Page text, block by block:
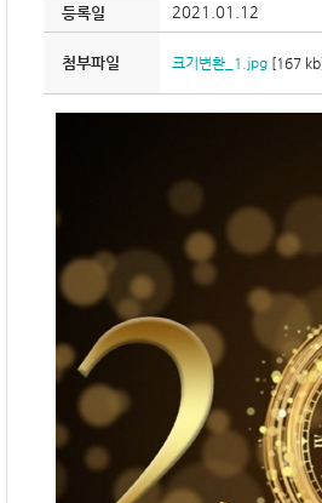
등록일 2021.01.12
첨부파일 크기변환_1.jpg[167